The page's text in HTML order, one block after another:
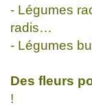
- Légumes
radis…
- Légumes
Des fleurs
!